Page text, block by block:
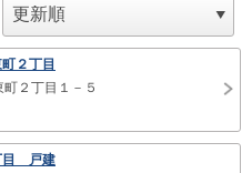
２丁目
２丁目１－５
目 戸建